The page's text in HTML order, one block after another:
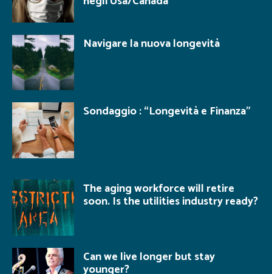
Navigare la nuova longevità
Sondaggio : “Longevità e Finanza”
The aging workforce will retire
soon. Is the utilities industry ready?
Can we live longer but stay
younger?